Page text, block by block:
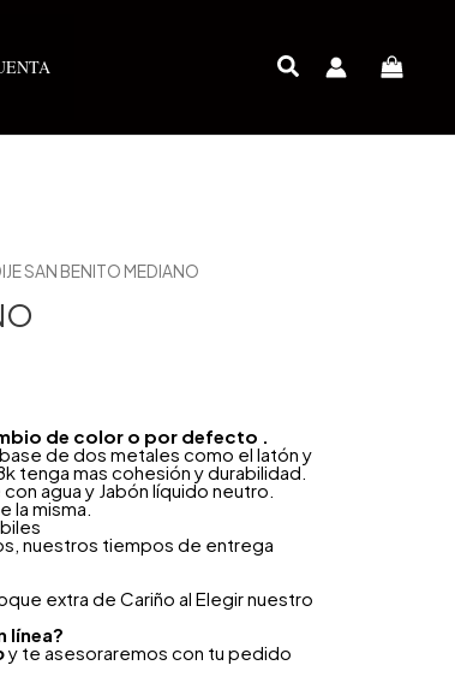
SAN BENITO MEDIANO
de color o por defecto .
base de dos metales como el latón y
tenga mas cohesión y durabilidad.
agua y Jabón líquido neutro.
la misma.
nuestros tiempos de entrega
extra de Cariño al Elegir nuestro
línea?
y te asesoraremos con tu pedido